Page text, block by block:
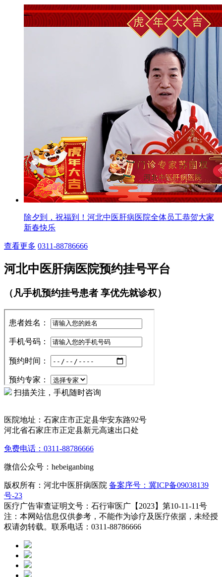
除夕到，祝福到！河北中医肝病医院全体员工恭贺大家
新春快乐
查看更多 0311-88786666
河北中医肝病医院预约挂号平台
（凡手机预约挂号患者 享优先就诊权）
扫描关注，手机随时咨询
医院地址：石家庄市正定县华安东路92号
河北省石家庄市正定县新元高速出口处
免费电话：0311-88786666
微信公众号：hebeiganbing
版权所有：河北中医肝病医院 备案序号：冀ICP备09038139
号-23
医疗广告审查证明文号：石行审医广【2023】第10-11-11号
注：本网站信息仅供参考，不能作为诊疗及医疗依据，未经授
权请勿转载。联系电话：0311-88786666